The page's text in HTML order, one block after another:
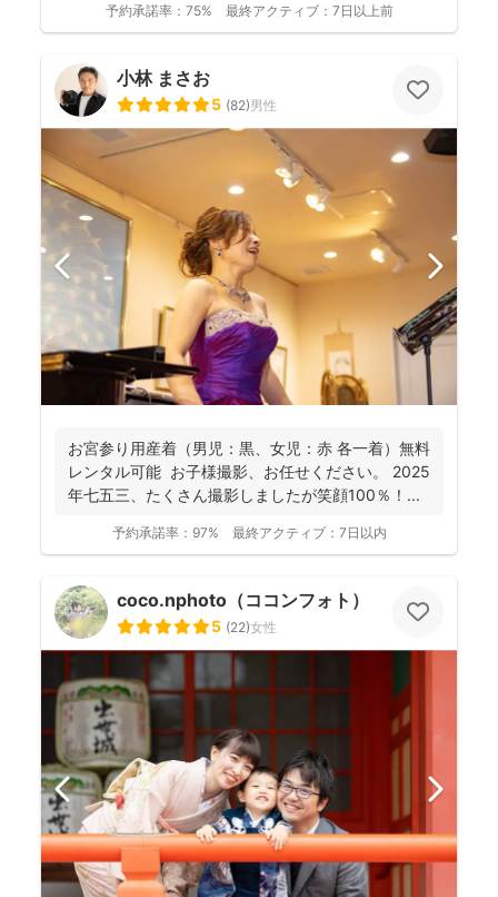
予約承諾率： 75% 最終アクティブ： 7日以上前
小林 まさお
5 (82)男性
お宮参り用産着（男児：黒、女児：赤 各一着）無料
レンタル可能 お子様撮影、お任せください。 2025
年七五三、たくさん撮影しましたが笑顔100％！...
予約承諾率： 97% 最終アクティブ： 7日以内
coco.nphoto（ココンフォト）
5 (22)女性